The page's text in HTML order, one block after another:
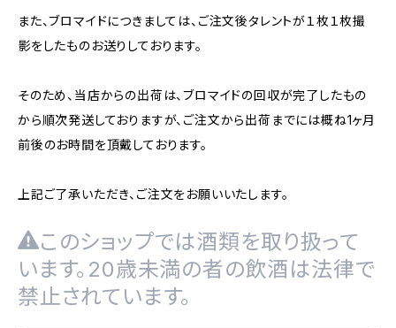
また、ブロマイドにつきましては、ご注文後タレントが１枚１枚撮
影をしたものお送りしております。
そのため、当店からの出荷は、ブロマイドの回収が完了したもの
から順次発送しておりますが、ご注文から出荷までには概ね1ヶ月
前後のお時間を頂戴しております。
上記ご了承いただき、ご注文をお願いいたします。
このショップでは酒類を取り扱って
います。20歳未満の者の飲酒は法律で
禁止されています。